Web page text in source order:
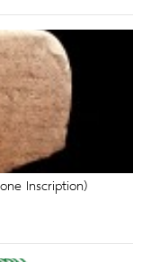
Inscription)